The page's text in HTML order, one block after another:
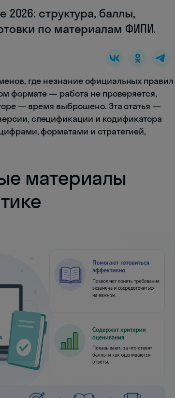
структура, баллы,
по материалам ФИПИ.
где незнание официальных правил
формате — работа не проверяется,
— время выброшено. Эта статья —
спецификации и кодификатора
форматами и стратегией,
материалы